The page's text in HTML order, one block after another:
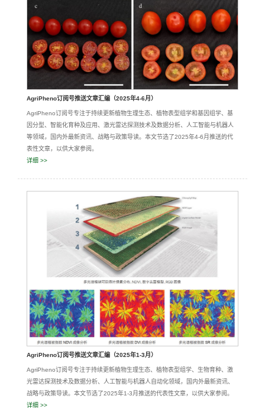
AgriPheno订阅号推送文章汇编（2025年4-6月）
AgriPheno订阅号专注于持续更新植物生理生态、植物表型组学和基因组学、基
因分型、智能化育种及应用、激光雷达探测技术及数据分析、人工智能与机器人
等领域，国内外最新资讯、战略与政策导读。本文节选了2025年4-6月推送的代
表性文章，以供大家参阅。
详细 >>
AgriPheno订阅号推送文章汇编（2025年1-3月）
AgriPheno订阅号专注于持续更新植物生理生态、植物表型组学、生物育种、激
光雷达探测技术及数据分析、人工智能与机器人自动化领域，国内外最新资讯、
战略与政策导读。本文节选了2025年1-3月推送的代表性文章，以供大家参阅。
详细 >>